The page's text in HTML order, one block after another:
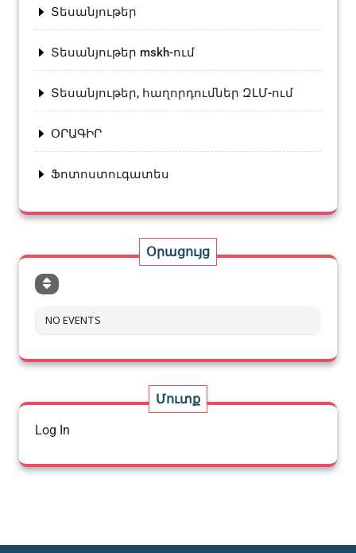
Տեսանյութեր
Տեսանյութեր mskh-ում
Տեսանյութեր, հաղորդումներ ԶԼՄ-ում
ՕՐԱԳԻՐ
Ֆոտոստուգատես
Օրացույց
NO EVENTS
Մուտք
Log In